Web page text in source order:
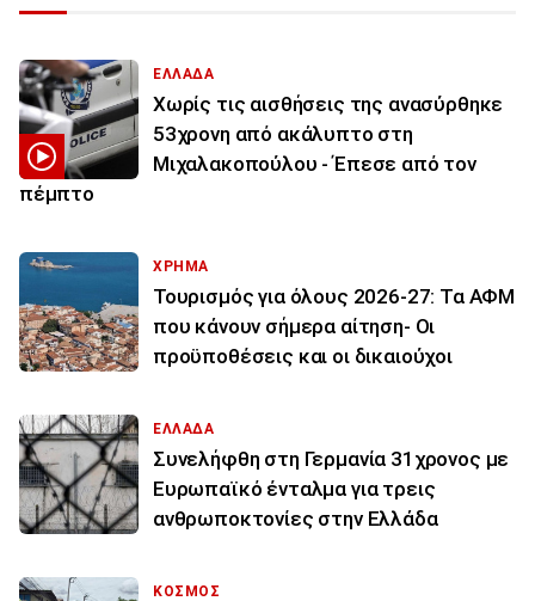
ΕΛΛΑΔΑ
Χωρίς τις αισθήσεις της ανασύρθηκε
53χρονη από ακάλυπτο στη
Μιχαλακοπούλου - Έπεσε από τον
πέμπτο
ΧΡΗΜΑ
Τουρισμός για όλους 2026-27: Τα ΑΦΜ
που κάνουν σήμερα αίτηση- Οι
προϋποθέσεις και οι δικαιούχοι
ΕΛΛΑΔΑ
Συνελήφθη στη Γερμανία 31χρονος με
Ευρωπαϊκό ένταλμα για τρεις
ανθρωποκτονίες στην Ελλάδα
ΚΟΣΜΟΣ